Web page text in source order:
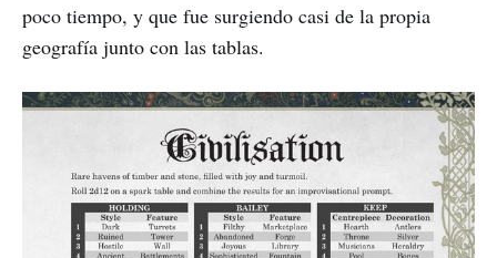
poco tiempo, y que fue surgiendo casi de la propia
geografía junto con las tablas.